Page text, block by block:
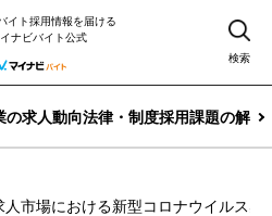
イト採用情報を届ける
ナビバイト公式
検索
の求人動向法律・制度採用課題の解決
人市場における新型コロナウイルス感